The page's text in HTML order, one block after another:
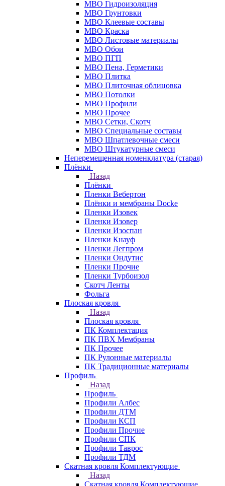
МВО Гидроизоляция
МВО Грунтовки
МВО Клеевые составы
МВО Краска
МВО Листовые материалы
МВО Обои
МВО ПГП
МВО Пена, Герметики
МВО Плитка
МВО Плиточная облицовка
МВО Потолки
МВО Профили
МВО Прочее
МВО Сетки, Скотч
МВО Специальные составы
МВО Шпатлевочные смеси
МВО Штукатурные смеси
Неперемещенная номенклатура (старая)
Плёнки
Назад
Плёнки
Пленки Вебертон
Плёнки и мембраны Docke
Пленки Изовек
Пленки Изовер
Пленки Изоспан
Пленки Кнауф
Пленки Легпром
Пленки Ондутис
Пленки Прочие
Пленки Турбоизол
Скотч Ленты
Фольга
Плоская кровля
Назад
Плоская кровля
ПК Комплектация
ПК ПВХ Мембраны
ПК Прочее
ПК Рулонные материалы
ПК Традиционные материалы
Профиль
Назад
Профиль
Профили Албес
Профили ДТМ
Профили КСП
Профили Прочие
Профили СПК
Профили Таврос
Профили ТДМ
Скатная кровля Комплектующие
Назад
Скатная кровля Комплектующие